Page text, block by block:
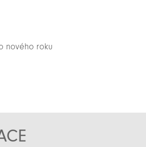
nového roku